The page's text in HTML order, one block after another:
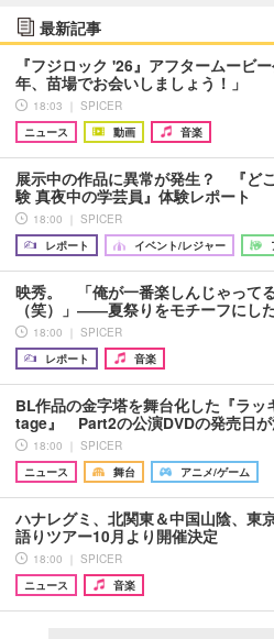
最新記事
『フジロック '26』アフタームービ
年、苗場でお会いしましょう！」
18:03 ｜ SPICER
ニュース
動画 音楽
展示中の作品に異常が発生？ 『ど
験 真夜中の学芸員』体験レポート
18:00 ｜ SPICER
レポート
イベント/レジャー
映秀。 「俺が一番楽しんじゃって
（笑）」――夏祭りをモチーフにし
18:00 ｜ SPICER
レポート
音楽
BL作品の金字塔を舞台化した『ラッ
tage』 Part2の公演DVDの発売日
18:00 ｜ SPICER
ニュース
舞台 アニメ/ゲーム
ハナレグミ、北関東＆中国山陰、東
語りツアー10月より開催決定
18:00 ｜ SPICER
ニュース
音楽